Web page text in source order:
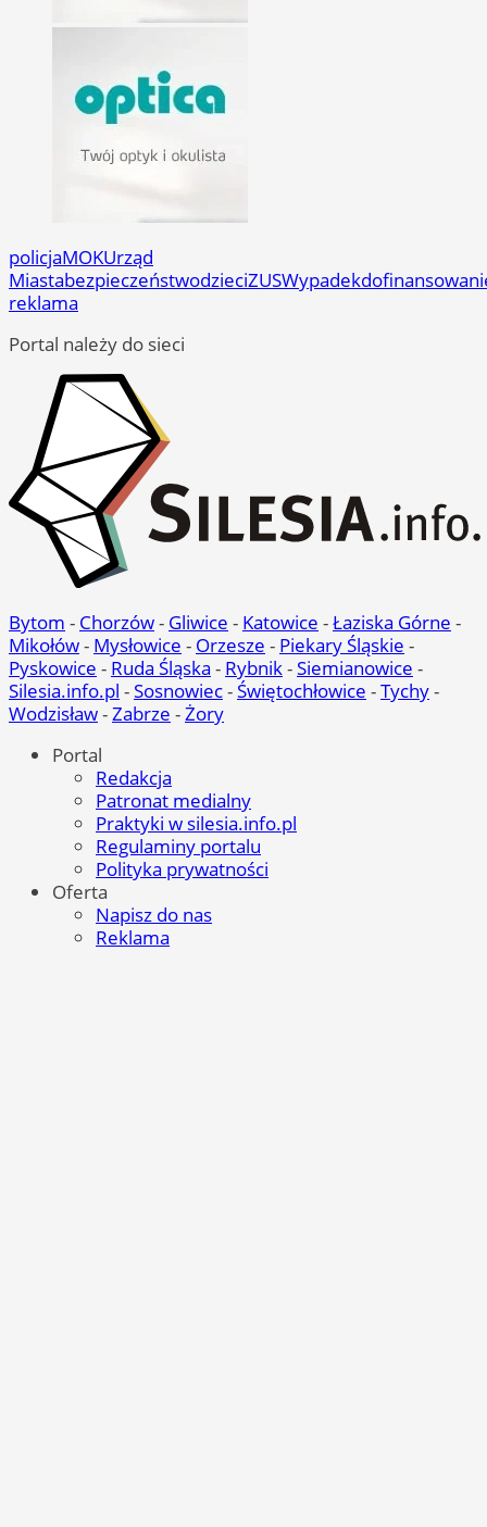
policjaMOKUrząd
MiastabezpieczeństwodzieciZUSWypadek
reklama
Portal należy do sieci
Bytom - Chorzów- Gliwice - Katowice -Łaziska Górne -
Mikołów- Mysłowice - Orzesze - Piekary Śląskie -
Pyskowice - Ruda Śląska - Rybnik-Siemianowice -
Silesia.info.pl -Sosnowiec-Świętochłowice -Tychy-
Wodzisław-Zabrze -Żory
Portal
Redakcja
Patronat medialny
Praktyki w silesia.info.pl
Regulaminy portalu
Polityka prywatności
Oferta
Napisz do nas
Reklama